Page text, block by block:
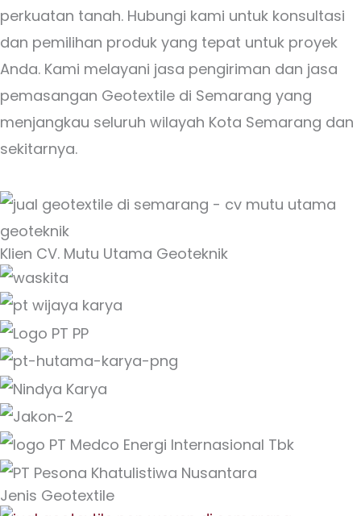
perkuatan tanah. Hubungi kami untuk konsultasi
dan pemilihan produk yang tepat untuk proyek
Anda. Kami melayani jasa pengiriman dan jasa
pemasangan Geotextile di Semarang yang
menjangkau seluruh wilayah Kota Semarang dan
sekitarnya.
Klien CV. Mutu Utama Geoteknik
Jenis Geotextile